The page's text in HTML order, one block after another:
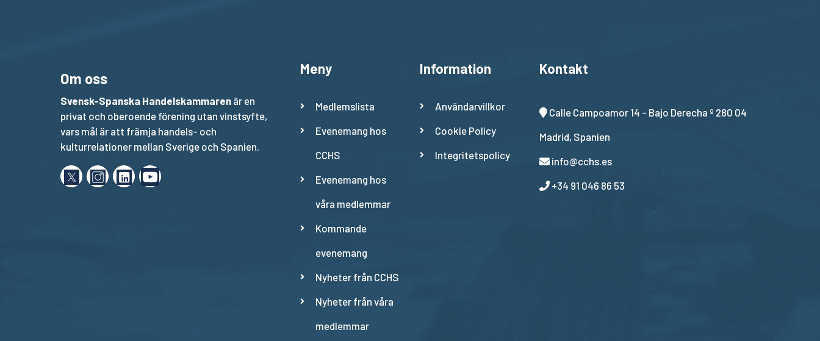
Om oss
Svensk-Spanska Handelskammaren är en
privat och oberoende förening utan vinstsyfte,
vars mål är att främja handels- och
kulturrelationer mellan Sverige och Spanien.
Meny
Medlemslista
Evenemang hos
CCHS
Evenemang hos
våra medlemmar
Kommande
evenemang
Nyheter från CCHS
Nyheter från våra
medlemmar
Information
Användarvillkor
Cookie Policy
Integritetspolicy
Kontakt
Calle Campoamor 14 - Bajo Derecha º 280 04
Madrid, Spanien
info@cchs.es
+34 91 046 86 53